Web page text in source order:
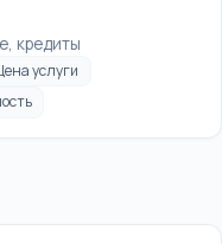
кредиты
услуги